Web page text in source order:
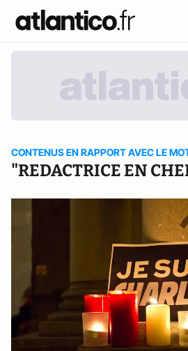
CONTENUS EN RAPPORT AVEC LE
"REDACTRICE EN